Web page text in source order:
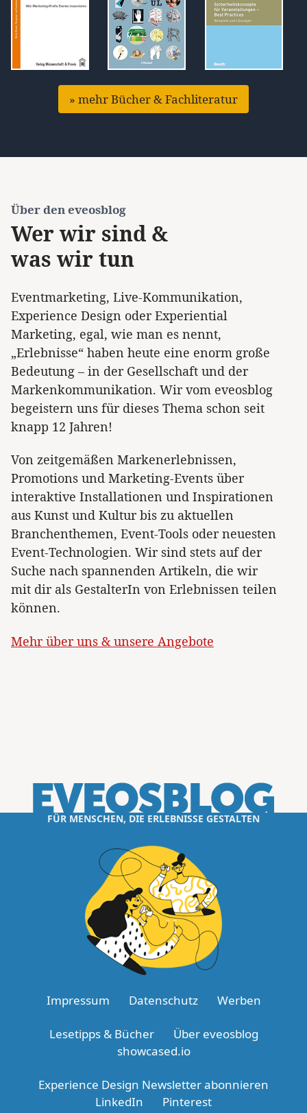
» mehr Bücher & Fachliteratur
Über den eveosblog
Wer wir sind &
was wir tun
Eventmarketing, Live-Kommunikation,
Experience Design oder Experiential
Marketing, egal, wie man es nennt,
„Erlebnisse“ haben heute eine enorm große
Bedeutung – in der Gesellschaft und der
Markenkommunikation. Wir vom eveosblog
begeistern uns für dieses Thema schon seit
knapp 12 Jahren!
Von zeitgemäßen Markenerlebnissen,
Promotions und Marketing-Events über
interaktive Installationen und Inspirationen
aus Kunst und Kultur bis zu aktuellen
Branchenthemen, Event-Tools oder neuesten
Event-Technologien. Wir sind stets auf der
Suche nach spannenden Artikeln, die wir
mit dir als GestalterIn von Erlebnissen teilen
können.
Mehr über uns & unsere Angebote
FÜR MENSCHEN, DIE ERLEBNISSE GESTALTEN
Impressum Datenschutz Werben
Lesetipps & Bücher
Über eveosblog
showcased.io
Experience Design Newsletter abonnieren
LinkedIn
Pinterest